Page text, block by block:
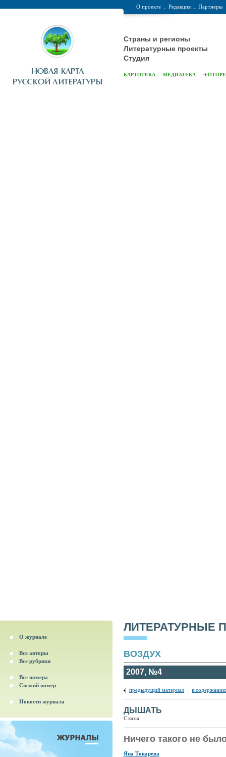
О проекте Редакция Партнеры
Страны и регионы
Литературные проекты
Студия
КАРТОТЕКА МЕДИАТЕКА
О журнале
Все авторы
Все рубрики
Все номера
Свежий номер
Новости журнала
ЛИТЕРАТУРНЫЕ
ВОЗДУХ
2007, №4
предыдущий материал к
ДЫШАТЬ
Стихи
Ничего такого не
Яна Токарева